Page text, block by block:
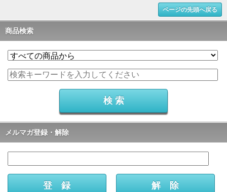
ページの先頭へ戻る
商品検索
メルマガ登録・解除